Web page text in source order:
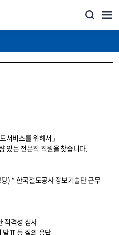
서비스를 위해서」
있는 전문직 직원을 찾습니다.
) * 한국철도공사 정보기술단 근무
적격성 심사
발표 등 질의 응답